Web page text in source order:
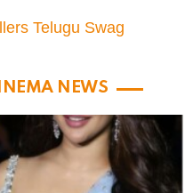
Telugu Swag
NEWS